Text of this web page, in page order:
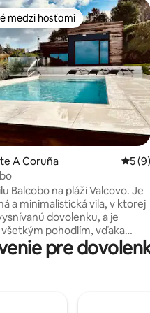
z 5, počet hodnotení: 156
medzi hosťami
medzi hosťami
A Coruña
5 (9)
Balcobo na pláži Valcovo. Je
a minimalistická vila, v ktorej
dovolenku, a je
pohodlím, vďaka
váš pobyt stane príjemnou
(od
pre